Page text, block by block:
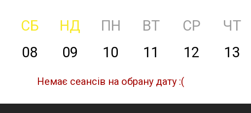
СБ НД ПН ВТ СР
ЧТ
08 09 10 11 12 13
Немає сеансів на обрану дату :(